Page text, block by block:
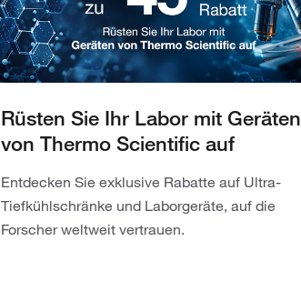
Rüsten Sie Ihr Labor mit Geräten
von Thermo Scientific auf
Entdecken Sie exklusive Rabatte auf Ultra-
Tiefkühlschränke und Laborgeräte, auf die
Forscher weltweit vertrauen.